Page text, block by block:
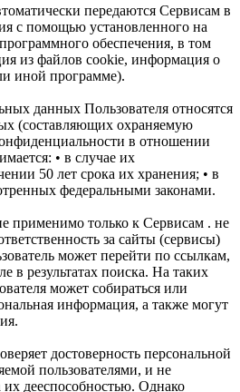
передаются Сервисам в
с помощью установленного на
обеспечения, в том
из файлов cookie, информация о
иной программе).
данных Пользователя относятся
(составляющих охраняемую
в отношении
• в случае их
50 лет срока их хранения; • в
федеральными законами.
применимо только к Сервисам . не
за сайты (сервисы)
может перейти по ссылкам,
в результатах поиска. На таких
может собираться или
информация, а также могут
достоверность персональной
пользователями, и не
их дееспособностью. Однако